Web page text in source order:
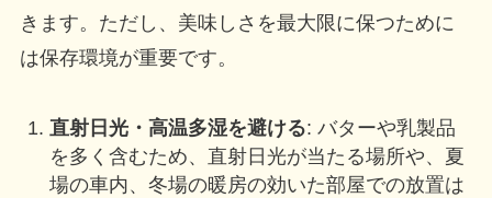
きます。ただし、美味しさを最大限に保つために
は保存環境が重要です。
直射日光・高温多湿を避ける: バターや乳製品
を多く含むため、直射日光が当たる場所や、夏
場の車内、冬場の暖房の効いた部屋での放置は